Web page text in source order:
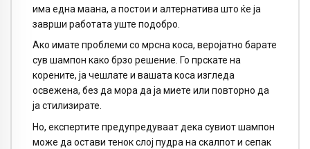
има една маана, а постои и алтернатива што ќе ја
заврши работата уште подобро.
Ако имате проблеми со мрсна коса, веројатно барате
сув шампон како брзо решение. Го прскате на
корените, ја чешлате и вашата коса изгледа
освежена, без да мора да ја миете или повторно да
ја стилизирате.
Но, експертите предупредуваат дека сувиот шампон
може да остави тенок слој пудра на скалпот и сепак